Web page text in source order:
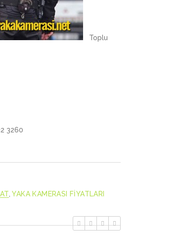
Toplu
3260
YAKA KAMERASI FİYATLARI